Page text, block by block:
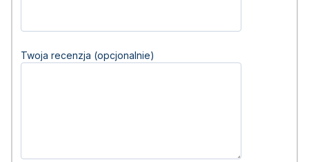
Twoja recenzja (opcjonalnie)